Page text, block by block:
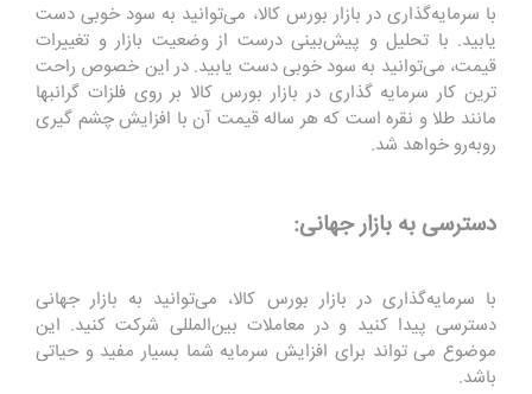
با سرمایه‌گذاری در بازار بورس کالا، می‌توانید به سود خوبی دست
یابید. با تحلیل و پیش‌بینی درست از وضعیت بازار و تغییرات
قیمت، می‌توانید به سود خوبی دست یابید. در این خصوص راحت
ترین کار سرمایه گذاری در بازار بورس کالا بر روی فلزات گرانبها
مانند طلا و نقره است که هر ساله قیمت آن با افزایش چشم گیری
روبه‌رو خواهد شد.
دسترسی به بازار جهانی:
با سرمایه‌گذاری در بازار بورس کالا، می‌توانید به بازار جهانی
دسترسی پیدا کنید و در معاملات بین‌المللی شرکت کنید. این
موضوع می تواند برای افزایش سرمایه شما بسیار مفید و حیاتی
باشد.